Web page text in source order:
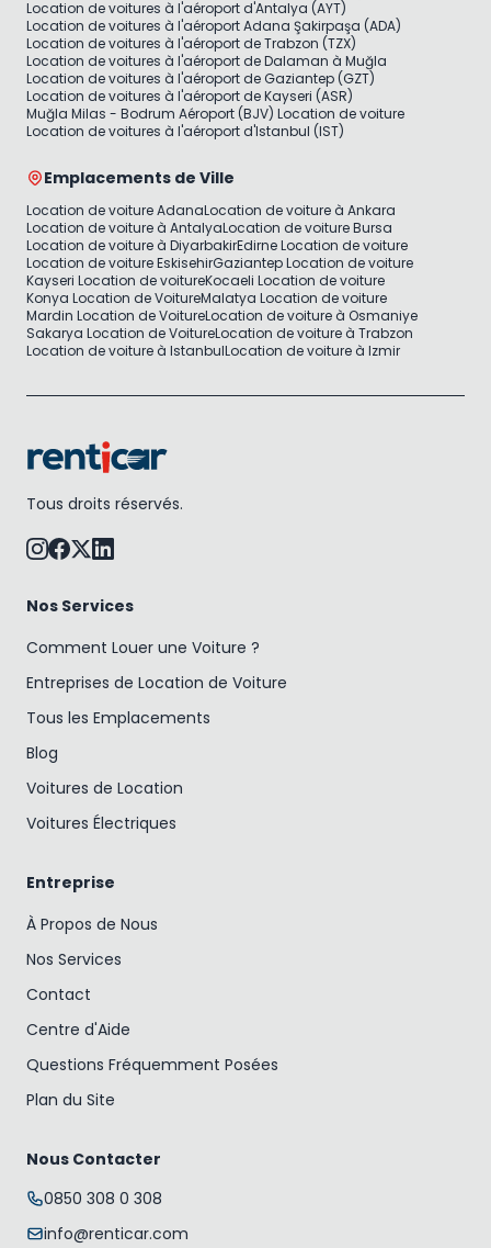
Location de voitures à l'aéroport d'Antalya (AYT)
Location de voitures à l'aéroport Adana Şakirpaşa (ADA)
Location de voitures à l'aéroport de Trabzon (TZX)
Location de voitures à l'aéroport de Dalaman à Muğla
Location de voitures à l'aéroport de Gaziantep (GZT)
Location de voitures à l'aéroport de Kayseri (ASR)
Muğla Milas - Bodrum Aéroport (BJV) Location de voiture
Location de voitures à l'aéroport d'Istanbul (IST)
Emplacements de Ville
Location de voiture AdanaLocation de voiture à Ankara
Location de voiture à AntalyaLocation de voiture Bursa
Location de voiture à DiyarbakirEdirne Location de voiture
Location de voiture EskisehirGaziantep Location de voiture
Kayseri Location de voitureKocaeli Location de voiture
Konya Location de VoitureMalatya Location de voiture
Mardin Location de VoitureLocation de voiture à Osmaniye
Sakarya Location de VoitureLocation de voiture à Trabzon
Location de voiture à IstanbulLocation de voiture à Izmir
Tous droits réservés.
Nos Services
Comment Louer une Voiture ?
Entreprises de Location de Voiture
Tous les Emplacements
Blog
Voitures de Location
Voitures Électriques
Entreprise
À Propos de Nous
Nos Services
Contact
Centre d'Aide
Questions Fréquemment Posées
Plan du Site
Nous Contacter
0850 308 0 308
info@renticar.com